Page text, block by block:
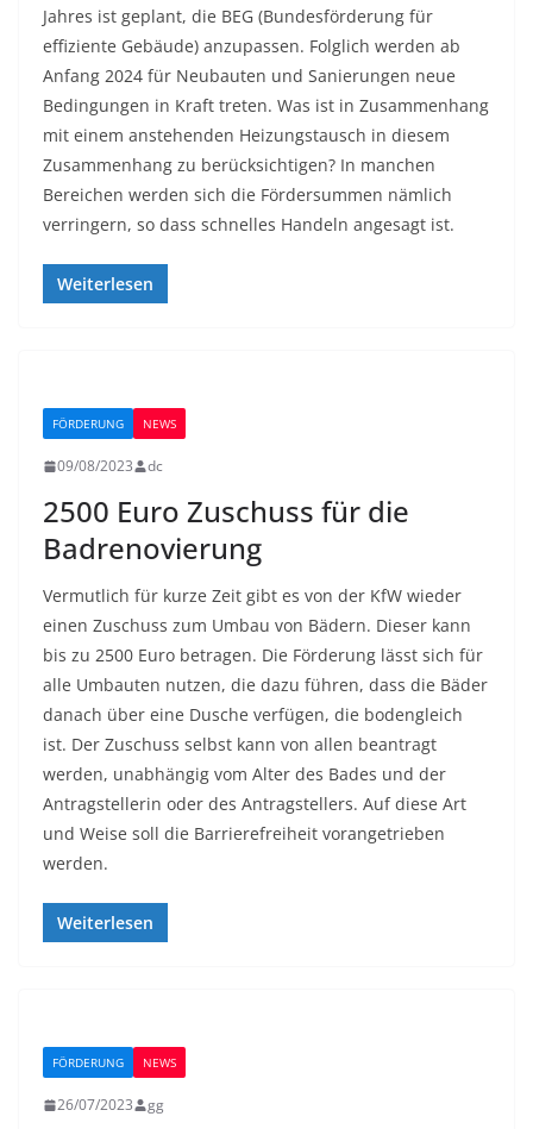
Jahres ist geplant, die BEG (Bundesförderung für
effiziente Gebäude) anzupassen. Folglich werden ab
Anfang 2024 für Neubauten und Sanierungen neue
Bedingungen in Kraft treten. Was ist in Zusammenhang
mit einem anstehenden Heizungstausch in diesem
Zusammenhang zu berücksichtigen? In manchen
Bereichen werden sich die Fördersummen nämlich
verringern, so dass schnelles Handeln angesagt ist.
Weiterlesen
FÖRDERUNG NEWS
09/08/2023 dc
2500 Euro Zuschuss für die
Badrenovierung
Vermutlich für kurze Zeit gibt es von der KfW wieder
einen Zuschuss zum Umbau von Bädern. Dieser kann
bis zu 2500 Euro betragen. Die Förderung lässt sich für
alle Umbauten nutzen, die dazu führen, dass die Bäder
danach über eine Dusche verfügen, die bodengleich
ist. Der Zuschuss selbst kann von allen beantragt
werden, unabhängig vom Alter des Bades und der
Antragstellerin oder des Antragstellers. Auf diese Art
und Weise soll die Barrierefreiheit vorangetrieben
werden.
Weiterlesen
FÖRDERUNG NEWS
26/07/2023 gg